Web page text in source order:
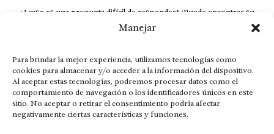
Manejar
Para brindar la mejor experiencia, utilizamos tecnologías como
cookies para almacenar y/o acceder a la información del dispositivo.
Al aceptar estas tecnologías, podremos procesar datos como el
comportamiento de navegación o los identificadores únicos en este
sitio. No aceptar o retirar el consentimiento podría afectar
negativamente ciertas características y funciones.
¿Acaso es una pregunta difícil de responder? ¿Puede encontrar su
respuesta al instante, otorgando al receptor cuestionado espacio y
velocidad suficiente para responder correctamente? De no ser así, el que
El concepto de familia no está limitado exclusivamente a la sangre; seres
que surgen en nuestro diario vivir suelen pesar más que los
emparentados. Más bien, el apego de estas dos versiones de seres
queridos mueve ideales provenientes de sus vivencias.
This is for nuestra gente.” – HRSuriel